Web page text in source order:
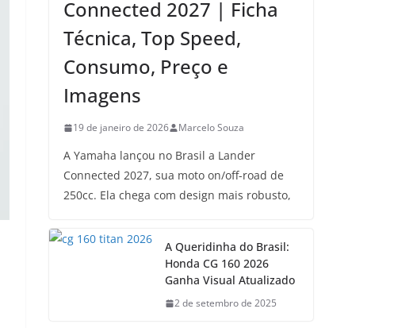
Connected 2027 | Ficha
Técnica, Top Speed,
Consumo, Preço e
Imagens
19 de janeiro de 2026 Marcelo Souza
A Yamaha lançou no Brasil a Lander
Connected 2027, sua moto on/off-road de
250cc. Ela chega com design mais robusto,
A Queridinha do Brasil:
Honda CG 160 2026
Ganha Visual Atualizado
2 de setembro de 2025